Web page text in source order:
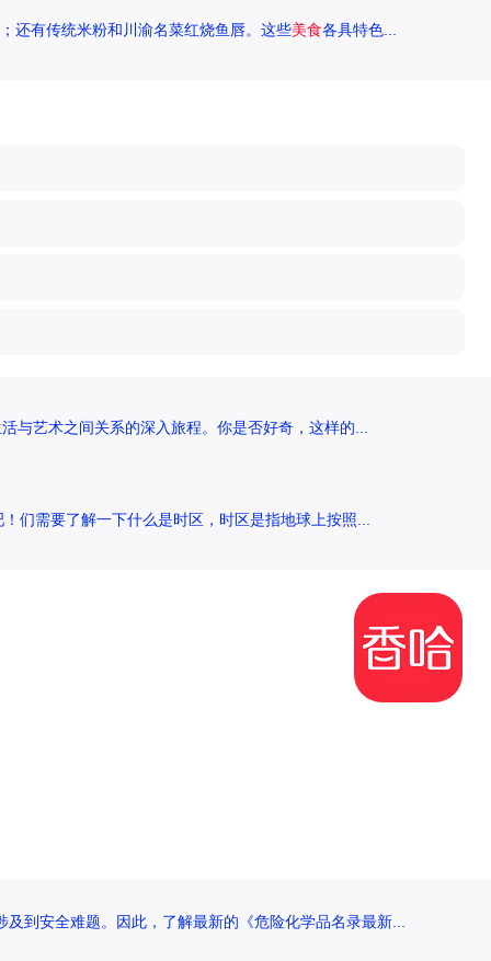
还有传统米粉和川渝名菜红烧鱼唇。这些美食各具特色...
与艺术之间关系的深入旅程。你是否好奇，这样的...
们需要了解一下什么是时区，时区是指地球上按照...
到安全难题。因此，了解最新的《危险化学品名录最新...